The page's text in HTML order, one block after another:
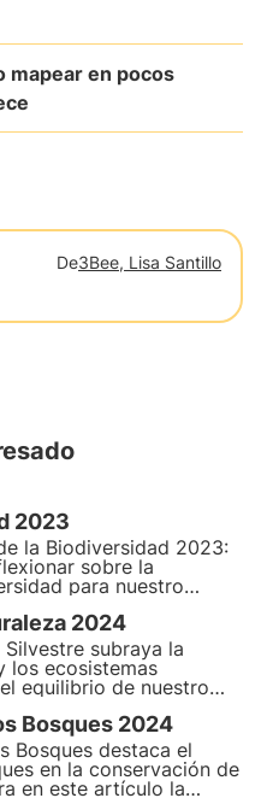
mapear en pocos
De3Bee, Lisa Santillo
2023
la Biodiversidad 2023:
sobre la
para nuestro
de la vida en la Tierra.
más.
2024
subraya la
los ecosistemas
equilibrio de nuestro
artículo la historia del
el lema de 2024 y
el seguimiento y la
Bosques 2024
Bosques destaca el
en la conservación de
en este artículo la